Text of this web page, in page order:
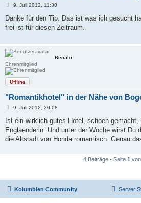
B
i
r
9. Juli 2012, 11:30
Danke für den Tip. Das ist was ich gesucht
frei ist für diesen Zeitraum.
Renato
Ehrenmitglied
Offline
"Romantikhotel" in der Nähe von
B
i
r
a
9. Juli 2012, 20:08
Ist ein wirklich gutes Hotel, schoen
Englaenderin. Und unter der Woche wirst Du
die Altstadt von Honda romantisch. Genau
4 Beiträge • Seite 1 von
Kolumbien Community Server